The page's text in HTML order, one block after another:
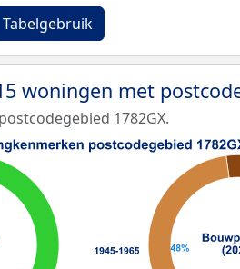
Tabelgebruik
woningen met
1782GX.